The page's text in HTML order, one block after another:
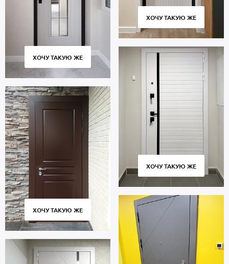
ХОЧУ ТАКУЮ ЖЕ
ХОЧУ ТАКУЮ ЖЕ
ХОЧУ ТАКУЮ ЖЕ
ХОЧУ ТАКУЮ ЖЕ